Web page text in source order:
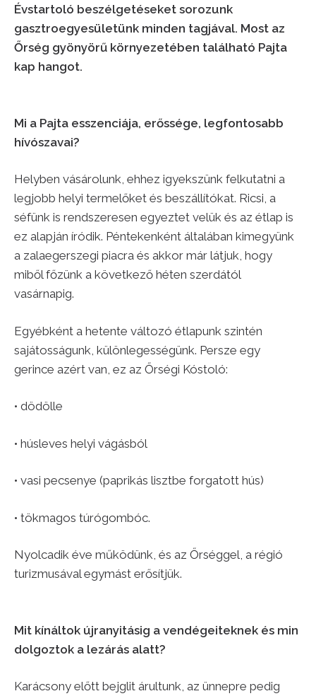
Évstartoló beszélgetéseket sorozunk
gasztroegyesületünk minden tagjával. Most az
Őrség gyönyörű környezetében található Pajta
kap hangot.
Mi a Pajta esszenciája, erőssége, legfontosabb
hívószavai?
Helyben vásárolunk, ehhez igyekszünk felkutatni a
legjobb helyi termelőket és beszállítókat. Ricsi, a
séfünk is rendszeresen egyeztet velük és az étlap is
ez alapján íródik. Péntekenként általában kimegyünk
a zalaegerszegi piacra és akkor már látjuk, hogy
miből főzünk a következő héten szerdától
vasárnapig.
Egyébként a hetente változó étlapunk szintén
sajátosságunk, különlegességünk. Persze egy
gerince azért van, ez az Őrségi Kóstoló:
• dödölle
• húsleves helyi vágásból
• vasi pecsenye (paprikás lisztbe forgatott hús)
• tökmagos túrógombóc.
Nyolcadik éve működünk, és az Őrséggel, a régió
turizmusával egymást erősítjük.
Mit kínáltok újranyitásig a vendégeiteknek és min
dolgoztok a lezárás alatt?
Karácsony előtt bejglit árultunk, az ünnepre pedig